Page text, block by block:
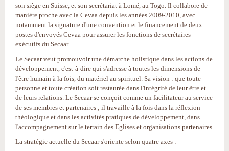
son siège en Suisse, et son secrétariat à Lomé, au Togo. Il collabore de
manière proche avec la Cevaa depuis les années 2009-2010, avec
notamment la signature d'une convention et le financement de deux
postes d'envoyés Cevaa pour assurer les fonctions de secrétaires
exécutifs du Secaar.
Le Secaar veut promouvoir une démarche holistique dans les actions de
développement, c'est-à-dire qui s'adresse à toutes les dimensions de
l'être humain à la fois, du matériel au spirituel. Sa vision : que toute
personne et toute création soit restaurée dans l'intégrité de leur être et
de leurs relations. Le Secaar se conçoit comme un facilitateur au service
de ses membres et partenaires ; il travaille à la fois dans la réflexion
théologique et dans les activités pratiques de développement, dans
l'accompagnement sur le terrain des Eglises et organisations partenaires.
La stratégie actuelle du Secaar s'oriente selon quatre axes :